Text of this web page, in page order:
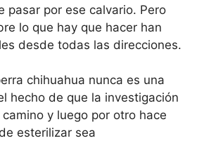
pasar por ese calvario. Pero
lo que hay que hacer han
desde todas las direcciones.
chihuahua nunca es una
hecho de que la investigación
y luego por otro hace
esterilizar sea